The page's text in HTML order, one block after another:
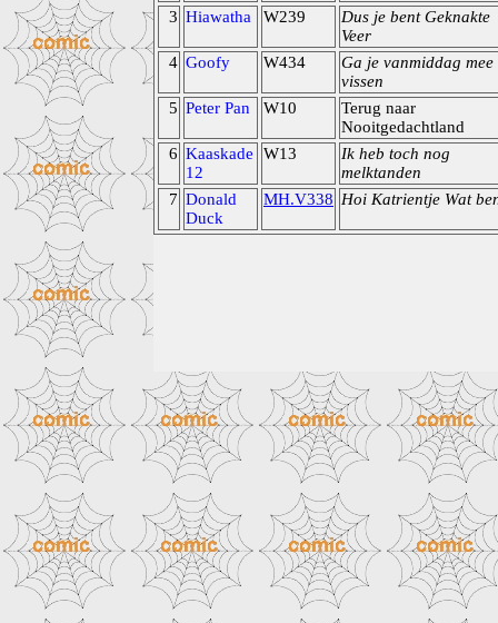
3 Hiawatha W239
Dus je bent Geknakte
Veer
4 Goofy W434
Ga je vanmiddag mee
vissen
5 Peter Pan W10
Terug naar
Nooitgedachtland
6 Kaaskade
12
W13
Ik heb toch nog
melktanden
7 Donald
Duck
MH.V338 Hoi Katrientje Wat